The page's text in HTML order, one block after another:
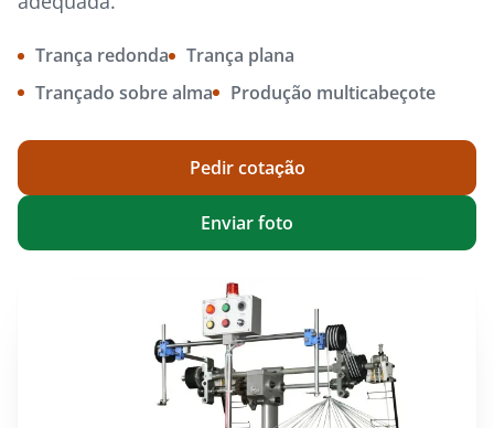
Trança redonda
Trança plana
Trançado sobre alma
Produção multicabeçote
Pedir cotação
Enviar foto